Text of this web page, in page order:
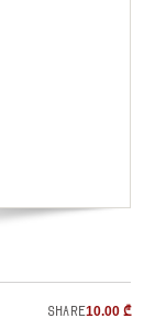
10.00 ₾
Share